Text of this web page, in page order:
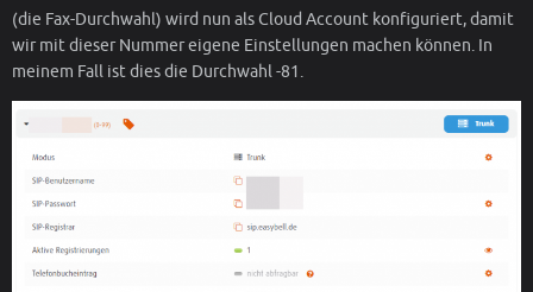
(die Fax-Durchwahl) wird nun als Cloud Account konfiguriert, damit
wir mit dieser Nummer eigene Einstellungen machen können. In
meinem Fall ist dies die Durchwahl -81.